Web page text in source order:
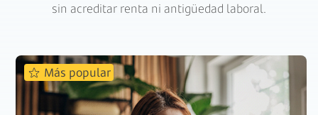
sin acreditar renta ni antigüedad laboral.
Más popular